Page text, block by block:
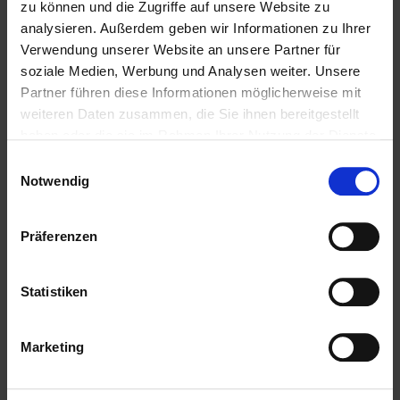
zu können und die Zugriffe auf unsere Website zu
analysieren. Außerdem geben wir Informationen zu Ihrer
Verwendung unserer Website an unsere Partner für
soziale Medien, Werbung und Analysen weiter. Unsere
Partner führen diese Informationen möglicherweise mit
weiteren Daten zusammen, die Sie ihnen bereitgestellt
Notwendig
Präferenzen
Statistiken
Marketing
PROFIL
Als kompetenterImmobilienmakler in Heppenheim
stehen wir Ihnen beim Verkauf und bei der
Vermietung Ihrer Immobilie zur Seite.
beraten wir Sie in allen Fragen rund um Ihr Haus oder
Sie uns an - wir sind für Sie da.
INHALT
Start
Wertermittlung